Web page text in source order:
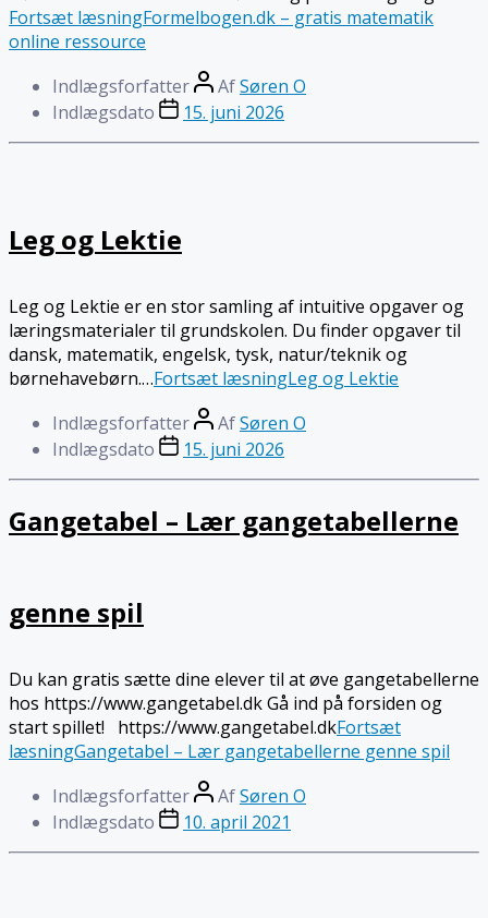
Fortsæt læsningFormelbogen.dk – gratis matematik
online ressource
Indlægsforfatter
AfSøren O
Indlægsdato
15. juni 2026
Leg og Lektie
Leg og Lektie er en stor samling af intuitive opgaver og
læringsmaterialer til grundskolen. Du finder opgaver til
dansk, matematik, engelsk, tysk, natur/teknik og
børnehavebørn.…Fortsæt læsningLeg og Lektie
Indlægsforfatter
AfSøren O
Indlægsdato
15. juni 2026
Gangetabel – Lær gangetabellerne
genne spil
Du kan gratis sætte dine elever til at øve gangetabellerne
hos https://www.gangetabel.dk Gå ind på forsiden og
start spillet! https://www.gangetabel.dkFortsæt
læsningGangetabel – Lær gangetabellerne genne spil
Indlægsforfatter
AfSøren O
Indlægsdato
10. april 2021